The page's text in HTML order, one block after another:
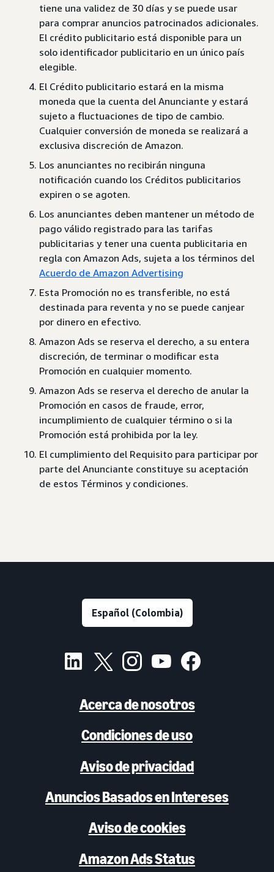
tiene una validez de 30 días y se puede usar
para comprar anuncios patrocinados adicionales.
El crédito publicitario está disponible para un
solo identificador publicitario en un único país
elegible.
El Crédito publicitario estará en la misma
moneda que la cuenta del Anunciante y estará
sujeto a fluctuaciones de tipo de cambio.
Cualquier conversión de moneda se realizará a
exclusiva discreción de Amazon.
Los anunciantes no recibirán ninguna
notificación cuando los Créditos publicitarios
expiren o se agoten.
Los anunciantes deben mantener un método de
pago válido registrado para las tarifas
publicitarias y tener una cuenta publicitaria en
regla con Amazon Ads, sujeta a los términos del
Acuerdo de Amazon Advertising
Esta Promoción no es transferible, no está
destinada para reventa y no se puede canjear
por dinero en efectivo.
Amazon Ads se reserva el derecho, a su entera
discreción, de terminar o modificar esta
Promoción en cualquier momento.
Amazon Ads se reserva el derecho de anular la
Promoción en casos de fraude, error,
incumplimiento de cualquier término o si la
Promoción está prohibida por la ley.
El cumplimiento del Requisito para participar por
parte del Anunciante constituye su aceptación
de estos Términos y condiciones.
Acerca de nosotros
Condiciones de uso
Aviso de privacidad
Anuncios Basados en Intereses
Aviso de cookies
Amazon Ads Status